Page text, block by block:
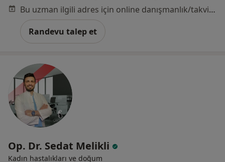
Bu uzman ilgili adres için online danışmanlık/takvim sunmuyor.
Randevu talep et
Op. Dr. Sedat Melikli
Kadın hastalıkları ve doğum